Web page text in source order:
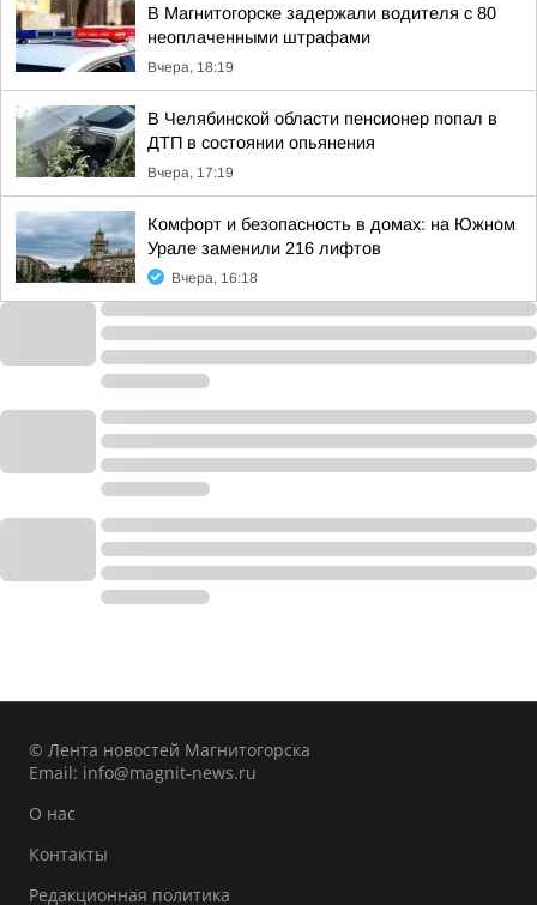
В Магнитогорске задержали водителя с 80
неоплаченными штрафами
Вчера, 18:19
В Челябинской области пенсионер попал в
ДТП в состоянии опьянения
Вчера, 17:19
Комфорт и безопасность в домах: на Южном
Урале заменили 216 лифтов
Вчера, 16:18
© Лента новостей Магнитогорска
Email: info@magnit-news.ru
О нас
Контакты
Редакционная политика